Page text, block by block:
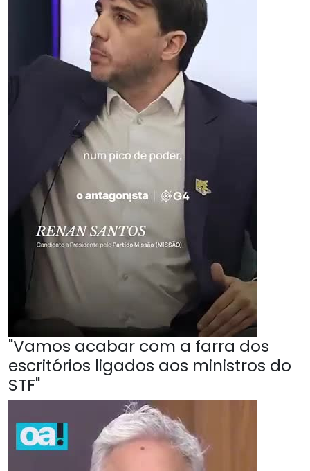
"Vamos acabar com a farra dos
escritórios ligados aos ministros do
STF"